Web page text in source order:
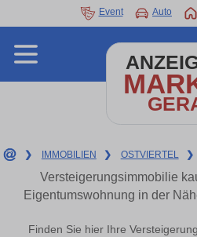
Event Auto
❯ IMMOBILIEN ❯ OSTVIERTEL ❯
Versteigerungsimmobilie
Eigentumswohnung in der
Finden Sie hier Ihre